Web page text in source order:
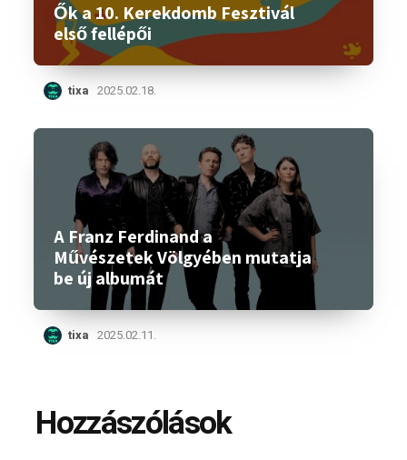
Ők a 10. Kerekdomb Fesztivál
első fellépői
tixa 2025.02.18.
A Franz Ferdinand a
Művészetek Völgyében mutatja
be új albumát
tixa 2025.02.11.
Hozzászólások